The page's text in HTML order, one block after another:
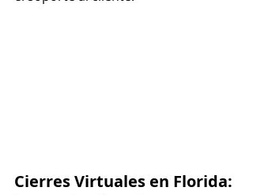
Cierres Virtuales en Florida: